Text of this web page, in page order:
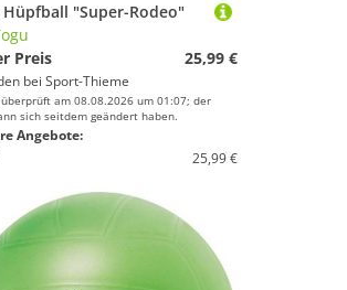
Hüpfball "Super-Rodeo"
Preis
25,99 €
bei Sport-Thieme
am 08.08.2026 um 01:07; der
sich seitdem geändert haben.
Angebote:
25,99 €